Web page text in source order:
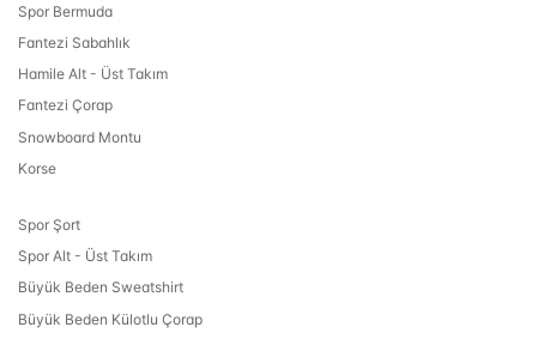
Spor Bermuda
Fantezi Sabahlık
Hamile Alt - Üst Takım
Fantezi Çorap
Snowboard Montu
Korse
Spor Şort
Spor Alt - Üst Takım
Büyük Beden Sweatshirt
Büyük Beden Külotlu Çorap